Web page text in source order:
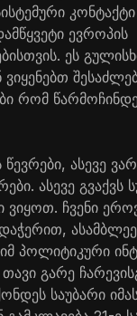
კონტაქტი
ევროპის
ეს
რომ
ასევე
ასევე გვაქვს
ვიყოთ. ჩვენი
პოლიტიკური
გარე
საუბარი